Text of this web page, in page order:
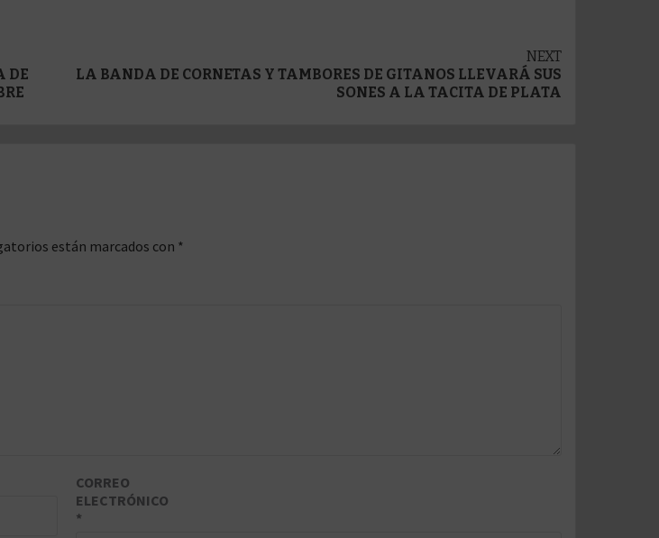
DE
NEXT
LA BANDA DE CORNETAS Y TAMBORES DE GITANOS LLEVARÁ SUS
SONES A LA TACITA DE PLATA
están marcados con *
CORREO
ELECTRÓNICO
*